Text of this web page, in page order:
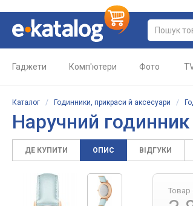
Гаджети Комп'ютери Фото
Каталог / Годинники, прикраси й аксесуари /
Наручний
ДЕ КУПИТИ ОПИС ВІДГУКИ
Товар